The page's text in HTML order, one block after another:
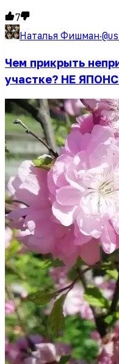
7
Наталья Фишман·
Чем прикрыть
участке? НЕ